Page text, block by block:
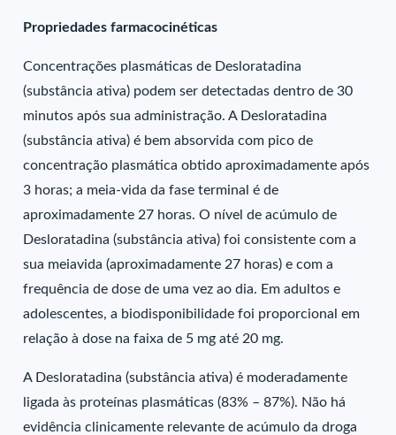
Propriedades farmacocinéticas
Concentrações plasmáticas de Desloratadina
(substância ativa) podem ser detectadas dentro de 30
minutos após sua administração. A Desloratadina
(substância ativa) é bem absorvida com pico de
concentração plasmática obtido aproximadamente após
3 horas; a meia-vida da fase terminal é de
aproximadamente 27 horas. O nível de acúmulo de
Desloratadina (substância ativa) foi consistente com a
sua meiavida (aproximadamente 27 horas) e com a
frequência de dose de uma vez ao dia. Em adultos e
adolescentes, a biodisponibilidade foi proporcional em
relação à dose na faixa de 5 mg até 20 mg.
A Desloratadina (substância ativa) é moderadamente
ligada às proteínas plasmáticas (83% – 87%). Não há
evidência clinicamente relevante de acúmulo da droga